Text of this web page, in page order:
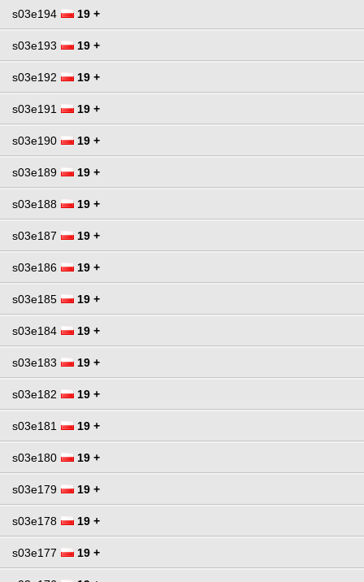
s03e194 19 +
s03e193 19 +
s03e192 19 +
s03e191 19 +
s03e190 19 +
s03e189 19 +
s03e188 19 +
s03e187 19 +
s03e186 19 +
s03e185 19 +
s03e184 19 +
s03e183 19 +
s03e182 19 +
s03e181 19 +
s03e180 19 +
s03e179 19 +
s03e178 19 +
s03e177 19 +